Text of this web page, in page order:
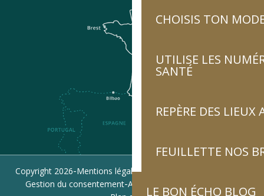
CHOISIS TON
UTILISE LES
SANTÉ
REPÈRE DES LIEUX
FEUILLETTE NOS
LE BON ÉCHO BLOG
Copyright 2026-Mentions légales-
Gestion du consentement-Accessibilité : non conforme